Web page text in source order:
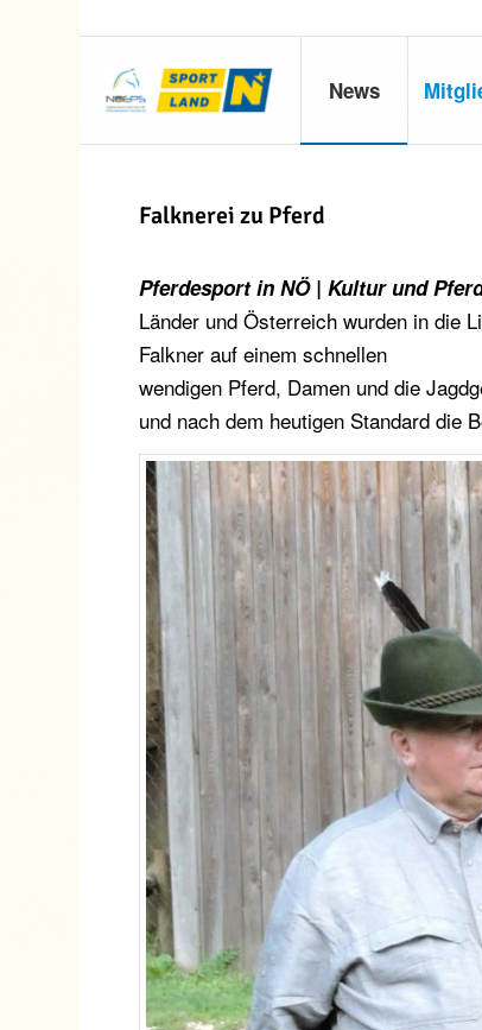
News
Falknerei zu Pferd
Pferdesport in NÖ | Kultur und
Länder und Österreich wurden in die
Falkner auf einem schnellen
wendigen Pferd, Damen und die
und nach dem heutigen Standard die